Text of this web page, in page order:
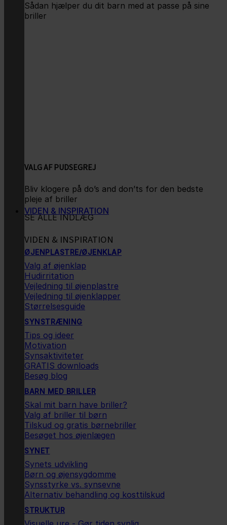
Sådan hjælper du dit barn med at passe på sine
briller
VALG AF PUDSEGREJ
Bliv klogere på do’s and don’ts for den bedste
pleje af briller
SE ALLE INDLÆG
VIDEN & INSPIRATION
VIDEN & INSPIRATION
ØJENPLASTRE/ØJENKLAP
Valg af øjenklap
Hudirritation
Vejledning til øjenplastre
Vejledning til øjenklapper
Størrelsesguide
SYNSTRÆNING
Tips og ideer
Motivation
Synsaktiviteter
GRATIS downloads
Besøg blog
BARN MED BRILLER
Skal mit barn have briller?
Valg af briller til børn
Tilskud og gratis børnebriller
Besøget hos øjenlægen
SYNET
Synets udvikling
Børn og øjensygdomme
Synsstyrke vs. synsevne
Alternativ behandling og kosttilskud
STRUKTUR